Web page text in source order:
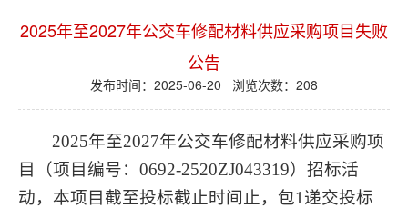
2025年至2027年公交车修配材料供应采购项目失败
公告
发布时间：2025-06-20 浏览次数： 208
2025年至2027年公交车修配材料供应采购项
目（项目编号： 0692-2520ZJ043319）招标活
动，本项目截至投标截止时间止，包1 递交投标